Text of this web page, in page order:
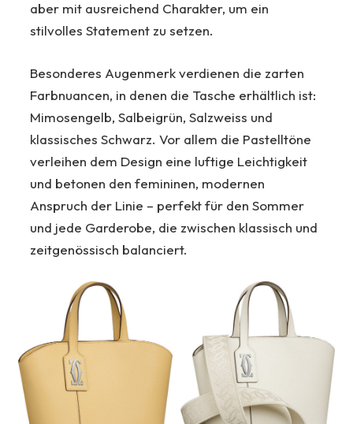
aber mit ausreichend Charakter, um ein
stilvolles Statement zu setzen.
Besonderes Augenmerk verdienen die zarten
Farbnuancen, in denen die Tasche erhältlich ist:
Mimosengelb, Salbeigrün, Salzweiss und
klassisches Schwarz. Vor allem die Pastelltöne
verleihen dem Design eine luftige Leichtigkeit
und betonen den femininen, modernen
Anspruch der Linie – perfekt für den Sommer
und jede Garderobe, die zwischen klassisch und
zeitgenössisch balanciert.